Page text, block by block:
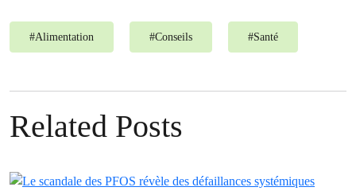
#Alimentation #Conseils #Santé
Related Posts